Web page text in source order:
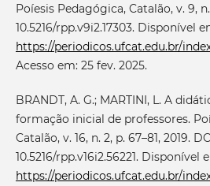
Poíesis Pedagógica, Catalão, v. 9, n.
10.5216/rpp.v9i2.17303. Disponível
https://periodicos.ufcat.edu.br/
Acesso em: 25 fev. 2025.
BRANDT, A. G.; MARTINI, L. A
formação inicial de professores.
Catalão, v. 16, n. 2, p. 67–81, 2019.
10.5216/rpp.v16i2.56221. Disponível
https://periodicos.ufcat.edu.br/